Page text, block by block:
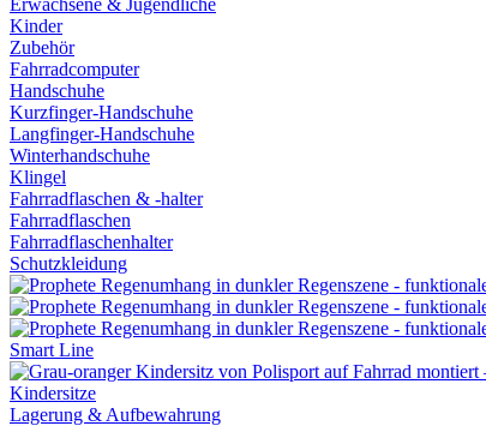
Erwachsene & Jugendliche
Kinder
Zubehör
Fahrradcomputer
Handschuhe
Kurzfinger-Handschuhe
Langfinger-Handschuhe
Winterhandschuhe
Klingel
Fahrradflaschen & -halter
Fahrradflaschen
Fahrradflaschenhalter
Schutzkleidung
Smart Line
Kindersitze
Lagerung & Aufbewahrung